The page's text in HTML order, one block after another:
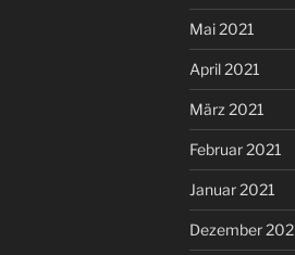
Mai 2021
April 2021
März 2021
Februar 2021
Januar 2021
Dezember